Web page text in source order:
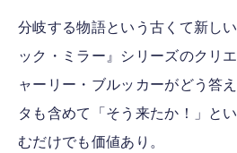
分岐する物語という古くて新し
ック・ミラー』シリーズのクリ
ャーリー・ブルッカーがどう答
タも含めて「そう来たか！」と
むだけでも価値あり。